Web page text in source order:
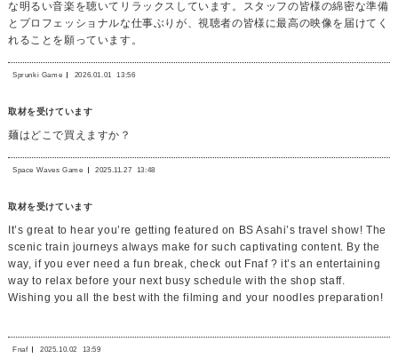
な明るい音楽を聴いてリラックスしています。スタッフの皆様の綿密な準備
とプロフェッショナルな仕事ぶりが、視聴者の皆様に最高の映像を届けてく
れることを願っています。
Sprunki Game 2026.01.01 13:56
取材を受けています
麺はどこで買えますか？
Space Waves Game 2025.11.27 13:48
取材を受けています
It’s great to hear you’re getting featured on BS Asahi’s travel show! The
scenic train journeys always make for such captivating content. By the
way, if you ever need a fun break, check out Fnaf ? it’s an entertaining
way to relax before your next busy schedule with the shop staff.
Wishing you all the best with the filming and your noodles preparation!
Fnaf 2025.10.02 13:59